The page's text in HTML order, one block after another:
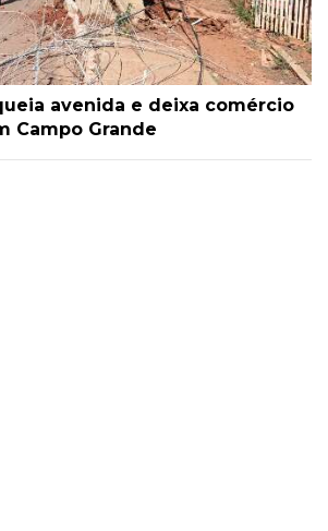
avenida e deixa comércio
Campo Grande